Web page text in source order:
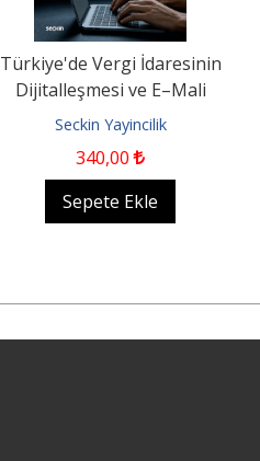
Türkiye'de Vergi İdaresinin
Dijitalleşmesi ve E–Mali
Uygulamalar
Seckin Yayincilik
340,00
Sepete Ekle